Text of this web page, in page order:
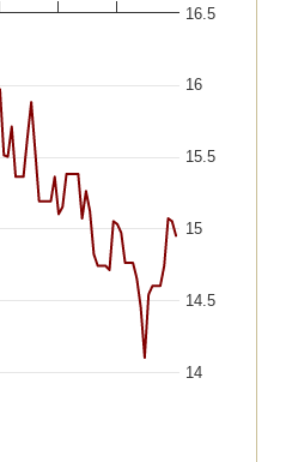
displaying Time. Data ranges
14
14.5
15
15.5
16
16.5